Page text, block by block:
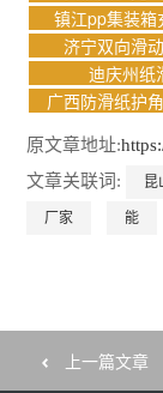
镇江pp集装箱
济宁双向滑
迪庆州纸
广西防滑纸护
原文章地址:https://
文章关联词:
昆
厂家 能
上一篇文章